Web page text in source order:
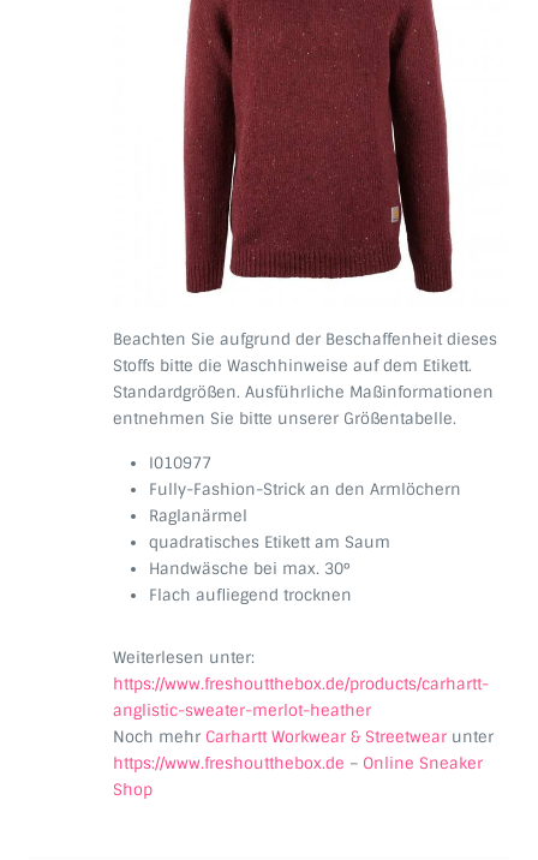
Beachten Sie aufgrund der Beschaffenheit dieses
Stoffs bitte die Waschhinweise auf dem Etikett.
Standardgrößen. Ausführliche Maßinformationen
entnehmen Sie bitte unserer Größentabelle.
I010977
Fully-Fashion-Strick an den Armlöchern
Raglanärmel
quadratisches Etikett am Saum
Handwäsche bei max. 30°
Flach aufliegend trocknen
Weiterlesen unter:
https://www.freshoutthebox.de/products/carhartt-
anglistic-sweater-merlot-heather
Noch mehr Carhartt Workwear & Streetwearunter
https://www.freshoutthebox.de – Online Sneaker
Shop